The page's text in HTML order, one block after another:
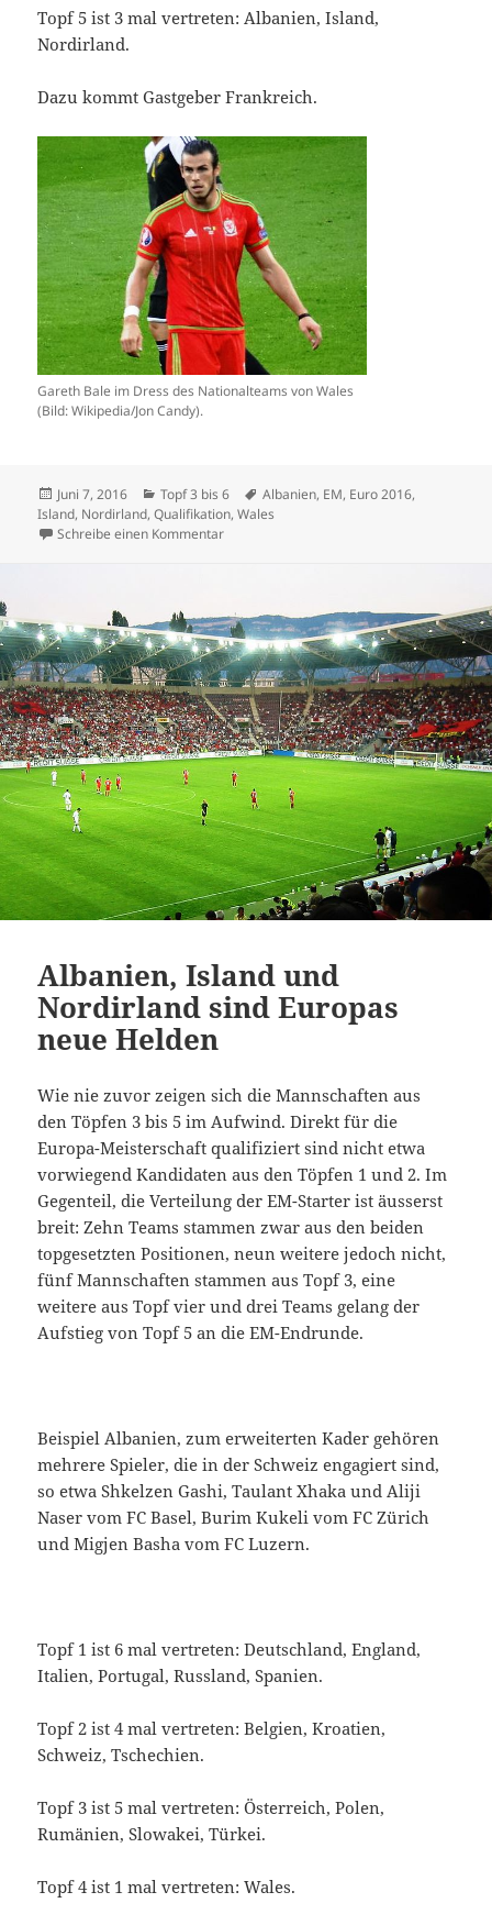
Topf 5 ist 3 mal vertreten: Albanien, Island,
Nordirland.
Dazu kommt Gastgeber Frankreich.
Gareth Bale im Dress des Nationalteams von Wales
(Bild: Wikipedia/Jon Candy).
Veröffentlicht
am
Juni 7, 2016 Kategorien
Topf 3 bis 6 Schlagwörter
Albanien, EM, Euro 2016,
Island, Nordirland,Qualifikation,Wales
Schreibe einen Kommentarzu Albanien, Wales und Island sorgen für
Albanien, Island und
Nordirland sind Europas
neue Helden
Wie nie zuvor zeigen sich die Mannschaften aus
den Töpfen 3 bis 5 im Aufwind. Direkt für die
Europa-Meisterschaft qualifiziert sind nicht etwa
vorwiegend Kandidaten aus den Töpfen 1 und 2. Im
Gegenteil, die Verteilung der EM-Starter ist äusserst
breit: Zehn Teams stammen zwar aus den beiden
topgesetzten Positionen, neun weitere jedoch nicht,
fünf Mannschaften stammen aus Topf 3, eine
weitere aus Topf vier und drei Teams gelang der
Aufstieg von Topf 5 an die EM-Endrunde.
Beispiel Albanien, zum erweiterten Kader gehören
mehrere Spieler, die in der Schweiz engagiert sind,
so etwa Shkelzen Gashi, Taulant Xhaka und Aliji
Naser vom FC Basel, Burim Kukeli vom FC Zürich
und Migjen Basha vom FC Luzern.
Topf 1 ist 6 mal vertreten: Deutschland, England,
Italien, Portugal, Russland, Spanien.
Topf 2 ist 4 mal vertreten: Belgien, Kroatien,
Schweiz, Tschechien.
Topf 3 ist 5 mal vertreten: Österreich, Polen,
Rumänien, Slowakei, Türkei.
Topf 4 ist 1 mal vertreten: Wales.